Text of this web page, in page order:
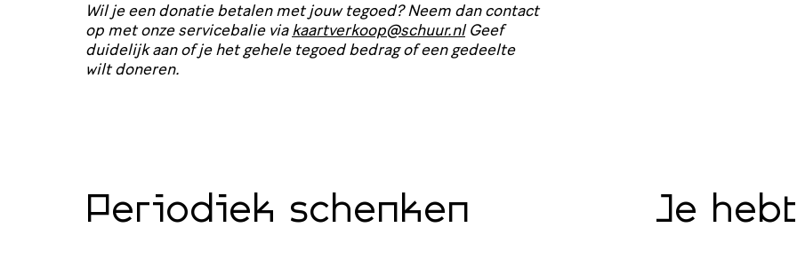
Wil je een donatie betalen met jouw tegoed? Neem dan contact
op met onze servi­ce­balie viakaartverkoop@​schuur.​nlGeef
duidelijk aan of je het gehele tegoed bedrag of een gedeelte
wilt doneren.
Periodiek schenken Je